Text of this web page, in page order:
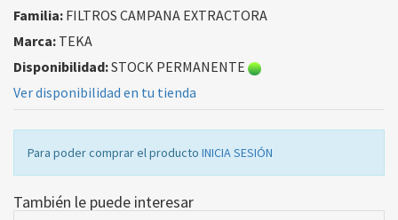
Familia: FILTROS CAMPANA EXTRACTORA
Marca: TEKA
Disponibilidad:STOCK PERMANENTE
Ver disponibilidad en tu tienda
Para poder comprar el producto INICIA SESIÓN
También le puede interesar